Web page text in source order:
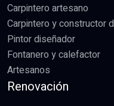
Carpintero artesano
Carpintero y constructor
Pintor diseñador
Fontanero y calefactor
Artesanos
Renovación